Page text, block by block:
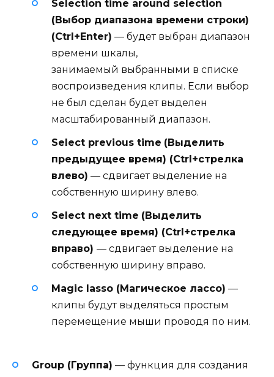
Selection time around selection
(Выбор диапазона времени строки)
(Ctrl+Enter) — будет выбран диапазон
времени шкалы,
занимаемый выбранными в списке
воспроизведения клипы. Если выбор
не был сделан будет выделен
масштабированный диапазон.
Select previous time (Выделить
предыдущее время) (Ctrl+стрелка
влево) — сдвигает выделение на
собственную ширину влево.
Select next time (Выделить
следующее время) (Ctrl+стрелка
вправо) — сдвигает выделение на
собственную ширину вправо.
Magic lasso (Магическое лассо) —
клипы будут выделяться простым
перемещение мыши проводя по ним.
Group (Группа) — функция для создания